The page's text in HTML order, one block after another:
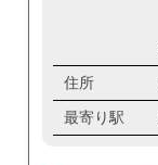
住所
最寄り駅